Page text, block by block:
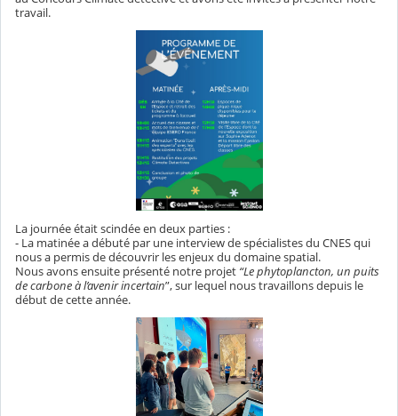
travail.
La journée était scindée en deux parties :
- La matinée a débuté par une interview de spécialistes du CNES qui
nous a permis de découvrir les enjeux du domaine spatial.
Nous avons ensuite présenté notre projet “Le phytoplancton, un puits
de carbone à l’avenir incertain”, sur lequel nous travaillons depuis le
début de cette année.